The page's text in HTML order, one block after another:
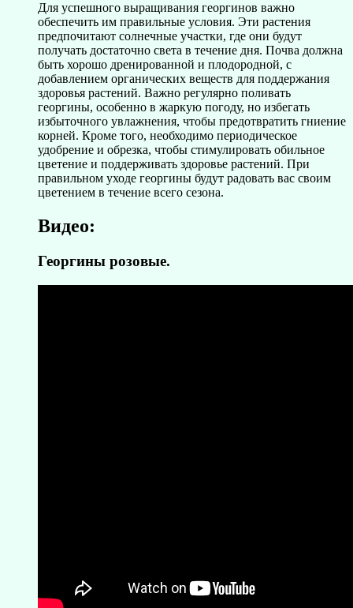
Для успешного выращивания георгинов важно
обеспечить им правильные условия. Эти растения
предпочитают солнечные участки, где они будут
получать достаточно света в течение дня. Почва должна
быть хорошо дренированной и плодородной, с
добавлением органических веществ для поддержания
здоровья растений. Важно регулярно поливать
георгины, особенно в жаркую погоду, но избегать
избыточного увлажнения, чтобы предотвратить гниение
корней. Кроме того, необходимо периодическое
удобрение и обрезка, чтобы стимулировать обильное
цветение и поддерживать здоровье растений. При
правильном уходе георгины будут радовать вас своим
цветением в течение всего сезона.
Видео:
Георгины розовые.